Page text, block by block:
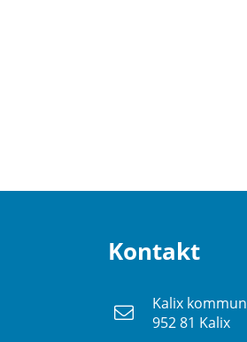
Kontakt
Kalix kommun
952 81 Kalix